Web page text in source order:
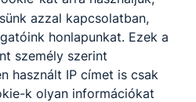
azzal kapcsolatban,
honlapunkat. Ezek a
személy szerint
használt IP címet is csak
k olyan információkat